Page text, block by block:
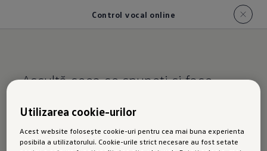
Control vocal online
Ascultă ceea ce spuneți și face
Control vocal online
Utilizarea cookie-urilor
Acest website folosește cookie-uri pentru cea mai buna experienta
posibila a utilizatorului. Cookie-urile strict necesare au fost setate